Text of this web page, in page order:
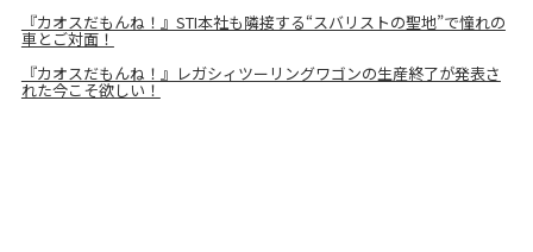
『カオスだもんね！』STI本社も隣接する“スバリストの聖地”で憧れの
車とご対面！
『カオスだもんね！』レガシィツーリングワゴンの生産終了が発表さ
れた今こそ欲しい！